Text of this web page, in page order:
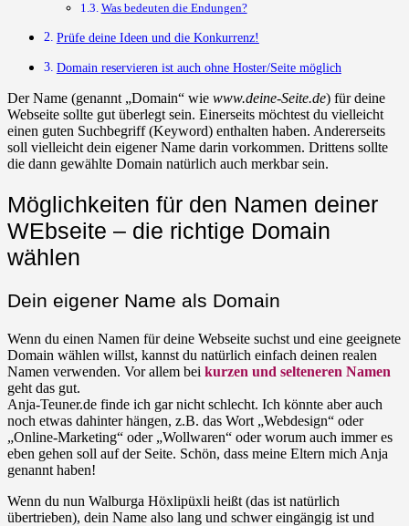
Was bedeuten die Endungen?
Prüfe deine Ideen und die Konkurrenz!
Domain reservieren ist auch ohne Hoster/Seite möglich
Der Name (genannt „Domain“ wie www.deine-Seite.de) für deine
Webseite sollte gut überlegt sein. Einerseits möchtest du vielleicht
einen guten Suchbegriff (Keyword) enthalten haben. Andererseits
soll vielleicht dein eigener Name darin vorkommen. Drittens sollte
die dann gewählte Domain natürlich auch merkbar sein.
Möglichkeiten für den Namen deiner
WEbseite – die richtige Domain
wählen
Dein eigener Name als Domain
Wenn du einen Namen für deine Webseite suchst und eine geeignete
Domain wählen willst, kannst du natürlich einfach deinen realen
Namen verwenden. Vor allem bei kurzen und selteneren Namen
geht das gut.
Anja-Teuner.de finde ich gar nicht schlecht. Ich könnte aber auch
noch etwas dahinter hängen, z.B. das Wort „Webdesign“ oder
„Online-Marketing“ oder „Wollwaren“ oder worum auch immer es
eben gehen soll auf der Seite. Schön, dass meine Eltern mich Anja
genannt haben!
Wenn du nun Walburga Höxlipüxli heißt (das ist natürlich
übertrieben), dein Name also lang und schwer eingängig ist und